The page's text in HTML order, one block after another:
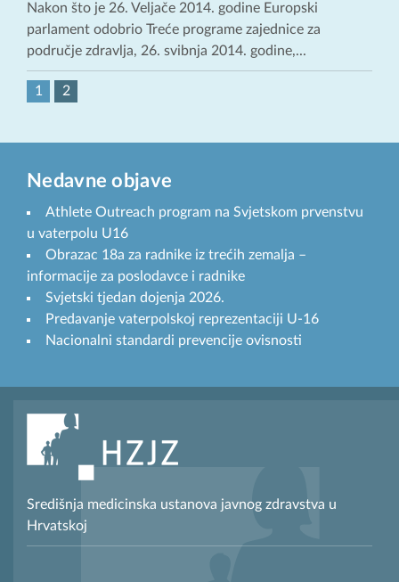
Nakon što je 26. Veljače 2014. godine Europski
parlament odobrio Treće programe zajednice za
područje zdravlja, 26. svibnja 2014. godine,...
1 2
Nedavne objave
Athlete Outreach program na Svjetskom prvenstvu
u vaterpolu U16
Obrazac 18a za radnike iz trećih zemalja –
informacije za poslodavce i radnike
Svjetski tjedan dojenja 2026.
Predavanje vaterpolskoj reprezentaciji U-16
Nacionalni standardi prevencije ovisnosti
Središnja medicinska ustanova javnog zdravstva u
Hrvatskoj